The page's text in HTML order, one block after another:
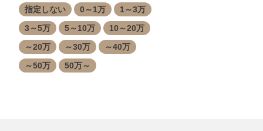
指定しない 0～1万
1～3万
3～5万
5～10万
10～20万
～20万
～30万
～40万
～50万
50万～